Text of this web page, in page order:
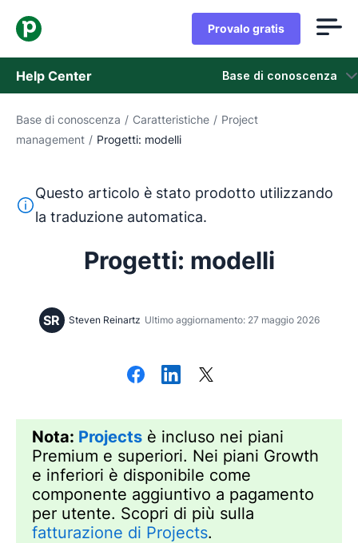
Provalo gratis
Help Center Base di conoscenza
Base di conoscenza
Contatta l'assistenza
Base di conoscenza / Caratteristiche / Project
management / Progetti: modelli
Questo testo è stato tradotto dall'inglese utilizzando
Questo articolo è stato prodotto utilizzando
la traduzione automatica.
Progetti: modelli
SR Steven Reinartz Ultimo aggiornamento: 27 maggio 2026
Nota: Projects è incluso nei piani
Premium e superiori. Nei piani Growth
e inferiori è disponibile come
componente aggiuntivo a pagamento
per utente. Scopri di più sulla
fatturazione di Projects.